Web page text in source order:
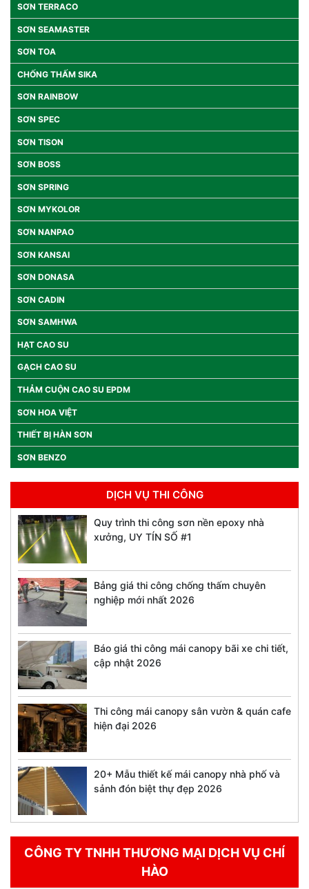
SƠN TERRACO
SƠN SEAMASTER
SƠN TOA
CHỐNG THẤM SIKA
SƠN RAINBOW
SƠN SPEC
SƠN TISON
SƠN BOSS
SƠN SPRING
SƠN MYKOLOR
SƠN NANPAO
SƠN KANSAI
SƠN DONASA
SƠN CADIN
SƠN SAMHWA
HẠT CAO SU
GẠCH CAO SU
THẢM CUỘN CAO SU EPDM
SƠN HOA VIỆT
THIẾT BỊ HÀN SƠN
SƠN BENZO
DỊCH VỤ THI CÔNG
Quy trình thi công sơn nền epoxy nhà
xưởng, UY TÍN SỐ #1
Bảng giá thi công chống thấm chuyên
nghiệp mới nhất 2026
Báo giá thi công mái canopy bãi xe chi tiết,
cập nhật 2026
Thi công mái canopy sân vườn & quán cafe
hiện đại 2026
20+ Mẫu thiết kế mái canopy nhà phố và
sảnh đón biệt thự đẹp 2026
CÔNG TY TNHH THƯƠNG MẠI DỊCH VỤ CHÍ
HÀO